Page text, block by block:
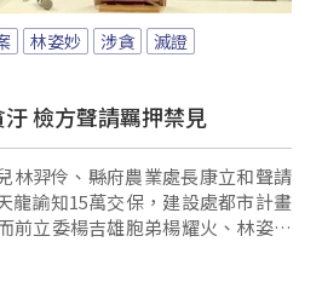
林姿妙 涉貪
滅證
檢方聲請羈押禁見
林羿伶、縣府農業處長康立和聲請
龍諭知15萬交保，建設處都市計畫
前立委楊吉雄胞弟楊耀火、林姿妙
150萬元、20...。